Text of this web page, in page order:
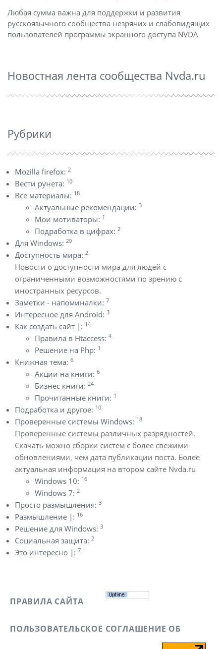
Любая сумма важна для поддержки и развития
русскоязычного сообщества незрячих и слабовидящих
пользователей программы экранного доступа NVDA
Новостная лента сообщества Nvda.ru
Рубрики
Mozilla firefox: 2
Вести рунета: 10
Все материалы: 18
Актуальные рекомендации: 3
Мои мотиваторы: 1
Подработка в цифрах: 2
Для Windows: 29
Доступность мира: 2
Новости о доступности мира для людей с
ограниченными возможностями по зрению с
иностранных ресурсов.
Заметки - напоминалки: 7
Интересное для Android: 3
Как создать сайт |: 14
Правила в Htaccess: 4
Решение на Php: 1
Книжная тема: 6
Акции на книги: 6
Бизнес книги: 24
Прочитанные книги: 1
Подработка и другое: 10
Проверенные системы Windows: 18
Проверенные системы различных разрядностей.
Скачать можно сборки систем с более свежими
обновлениями, чем дата публикации поста. Более
актуальная информация на втором сайте Nvda.ru
Windows 10: 16
Windows 7: 2
Просто размышления: 3
Размышление |: 16
Решение для Windows: 3
Социальная защита: 2
Это интересно |: 7
ПРАВИЛА САЙТА
ПОЛЬЗОВАТЕЛЬСКОЕ СОГЛАШЕНИЕ ОБ